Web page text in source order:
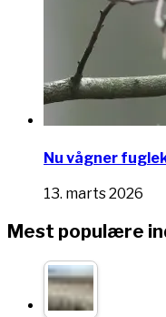
Nu vågner
13. marts 2026
Mest populære